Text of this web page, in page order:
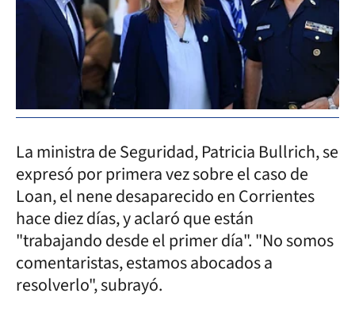
La ministra de Seguridad, Patricia Bullrich, se
expresó por primera vez sobre el caso de
Loan, el nene desaparecido en Corrientes
hace diez días, y aclaró que están
"trabajando desde el primer día". "No somos
comentaristas, estamos abocados a
resolverlo", subrayó.